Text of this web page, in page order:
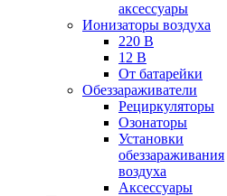
аксессуары
Ионизаторы воздуха
220 В
12 В
От батарейки
Обеззараживатели
Рециркуляторы
Озонаторы
Установки
обеззараживания
воздуха
Аксессуары